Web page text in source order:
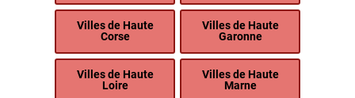
Villes de Haute
Corse
Villes de Haute
Garonne
Villes de Haute
Loire
Villes de Haute
Marne